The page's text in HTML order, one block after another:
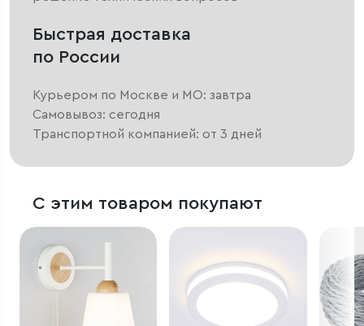
Быстрая доставка
по России
Курьером по Москве и МО: завтра
Самовывоз: сегодня
Транспортной компанией: от 3 дней
С этим товаром покупают